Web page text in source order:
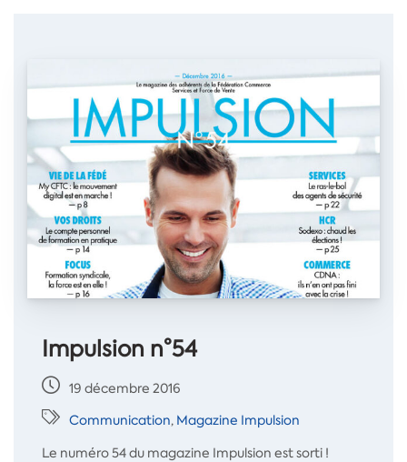
Impulsion n°54
19 décembre 2016
Communication, Magazine Impulsion
Le numéro 54 du magazine Impulsion est sorti !